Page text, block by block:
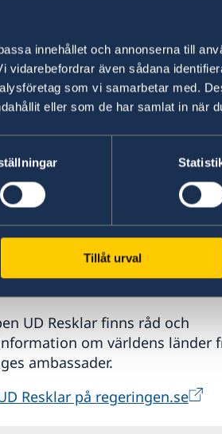
innehållet och annonserna till
även sådana
som vi samarbetar med.
eller som de har samlat in när
Tillåt urval
händelser att rapportera.
10.45
reseinformation direkt i
UD Resklar finns råd och
om världens länder
ambassader.
Resklar på regeringen.se